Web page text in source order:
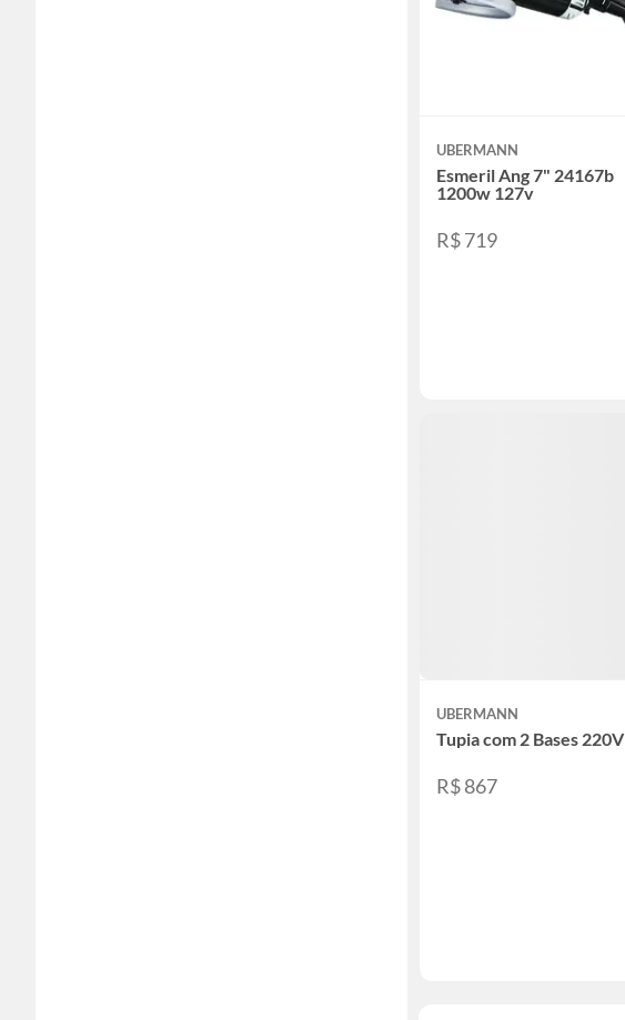
UBERMANN
Esmeril Ang 7" 24167b
1200w 127v
R$ 719
UBERMANN
Tupia com 2 Bases 220V
R$ 867